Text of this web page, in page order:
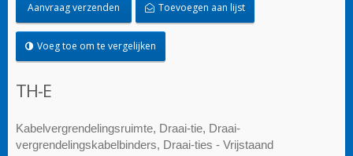
Aanvraag verzenden Toevoegen aan lijst
Voeg toe om te vergelijken
TH-E
Kabelvergrendelingsruimte, Draai-tie, Draai-
vergrendelingskabelbinders, Draai-ties - Vrijstaand